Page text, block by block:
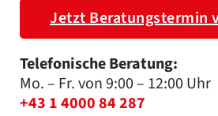
Jetzt Beratungstermin
Telefonische Beratung:
Mo. – Fr. von 9:00 – 12:00 Uhr
+43 1 4000 84 287